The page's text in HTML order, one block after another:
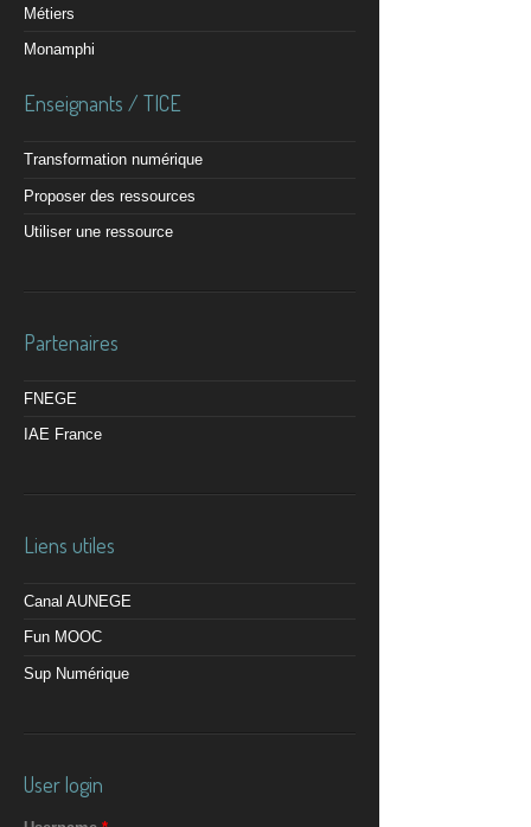
Métiers
Monamphi
Enseignants / TICE
Transformation numérique
Proposer des ressources
Utiliser une ressource
Partenaires
FNEGE
IAE France
Liens utiles
Canal AUNEGE
Fun MOOC
Sup Numérique
User login